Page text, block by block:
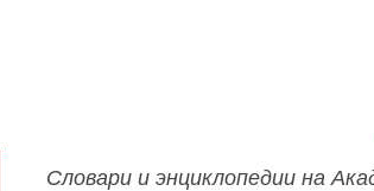
Словари и энциклопедии на